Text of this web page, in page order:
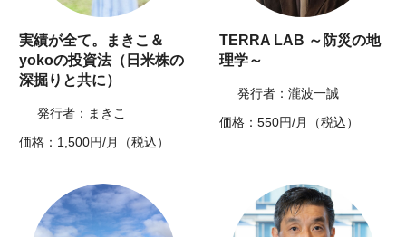
実績が全て。まきこ＆
yokoの投資法（日米株の
深掘りと共に）
発行者：まきこ
価格：1,500円/月（税込）
TERRA LAB ～防災の地
理学～
発行者：瀧波一誠
価格：550円/月（税込）